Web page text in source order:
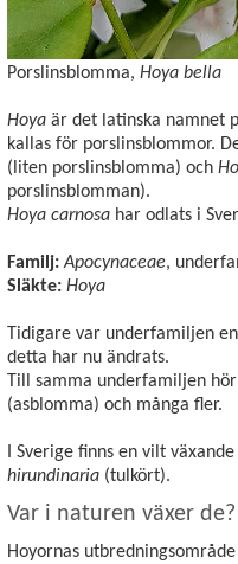
Porslinsblomma, Hoya bella
Hoya är det latinska namnet
kallas för porslinsblommor.
(liten porslinsblomma) och
porslinsblomman).
Hoya carnosa har odlats i
Familj:Apocynaceae,
Släkte: Hoya
Tidigare var underfamiljen
detta har nu ändrats.
Till samma underfamiljen
(asblomma) och många fler.
I Sverige finns en vilt
hirundinaria (tulkört).
Var i naturen växer de?
Hoyornas